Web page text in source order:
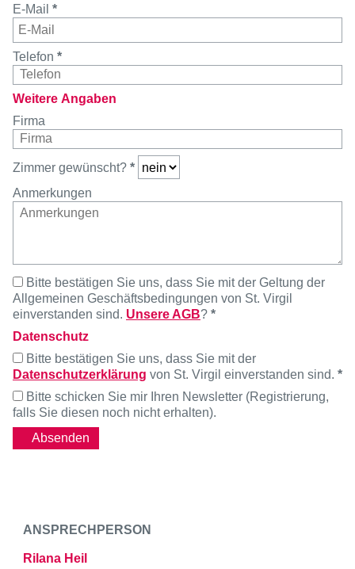
E-Mail *
Telefon *
Weitere Angaben
Firma
Zimmer gewünscht? *
Anmerkungen
Bitte bestätigen Sie uns, dass Sie mit der Geltung der
Allgemeinen Geschäftsbedingungen von St. Virgil
einverstanden sind. Unsere AGB? *
Datenschutz
Bitte bestätigen Sie uns, dass Sie mit der
Datenschutzerklärung von St. Virgil einverstanden sind. *
Bitte schicken Sie mir Ihren Newsletter (Registrierung,
falls Sie diesen noch nicht erhalten).
ANSPRECHPERSON
Rilana Heil